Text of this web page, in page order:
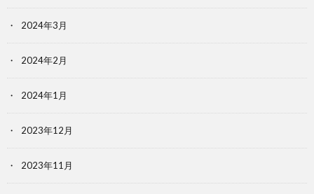
2024年3月
2024年2月
2024年1月
2023年12月
2023年11月